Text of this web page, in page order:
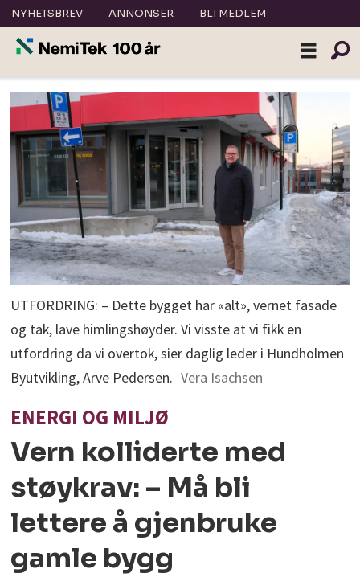
NYHETSBREV ANNONSER BLI MEDLEM
UTFORDRING: – Dette bygget har «alt», vernet fasade
og tak, lave himlingshøyder. Vi visste at vi fikk en
utfordring da vi overtok, sier daglig leder i Hundholmen
Byutvikling, Arve Pedersen. Vera Isachsen
ENERGI OG MILJØ
Vern kolliderte med
støykrav: – Må bli
lettere å gjenbruke
gamle bygg